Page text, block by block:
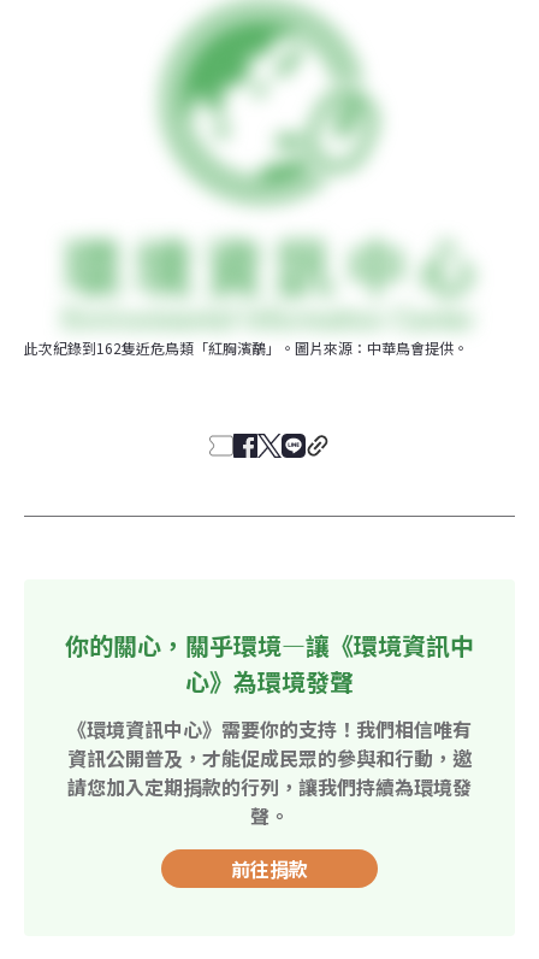
此次紀錄到162隻近危鳥類「紅胸濱鷸」。圖片來源：中華鳥會提供。
你的關心，關乎環境—讓《環境資訊中
心》為環境發聲
《環境資訊中心》需要你的支持！我們相信唯有
資訊公開普及，才能促成民眾的參與和行動，邀
請您加入定期捐款的行列，讓我們持續為環境發
聲。
前往捐款